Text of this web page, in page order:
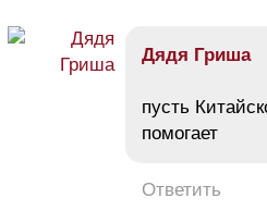
Дядя Гриша
пусть
помогает
Ответить